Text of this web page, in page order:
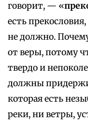
говорит, — «
есть
не должно.
от веры, потому
твердо и
должны
которая есть
реки, ни ветры,